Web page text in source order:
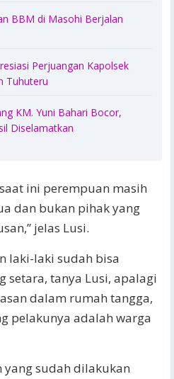
BBM di Masohi Berjalan
Perjuangan Kapolsek
Tuhuteru
KM. Yuni Bahari Bocor,
Diselamatkan
ini perempuan masih
dan bukan pihak yang
jelas Lusi.
laki-laki sudah bisa
setara, tanya Lusi, apalagi
dalam rumah tangga,
pelakunya adalah warga
yang sudah dilakukan